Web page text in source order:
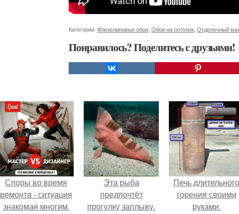
Категории: Флизелиновые обои Обои на потолок Отделочный
Понравилось? Поделитесь с друзьями!
Споры во время
ремонта - ситуация
знакомая многим.
Эта рыба
предпочтёт
прогулку заплыву.
Печь длительного
горения своими
руками.